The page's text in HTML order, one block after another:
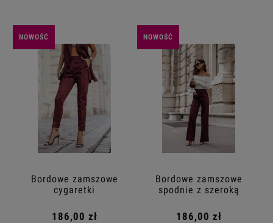
Bordowe zamszowe
cygaretki
186,00 zł
NOWOŚĆ
Bordowe zamszowe
spodnie z szeroką
186,00 zł
NOWOŚĆ